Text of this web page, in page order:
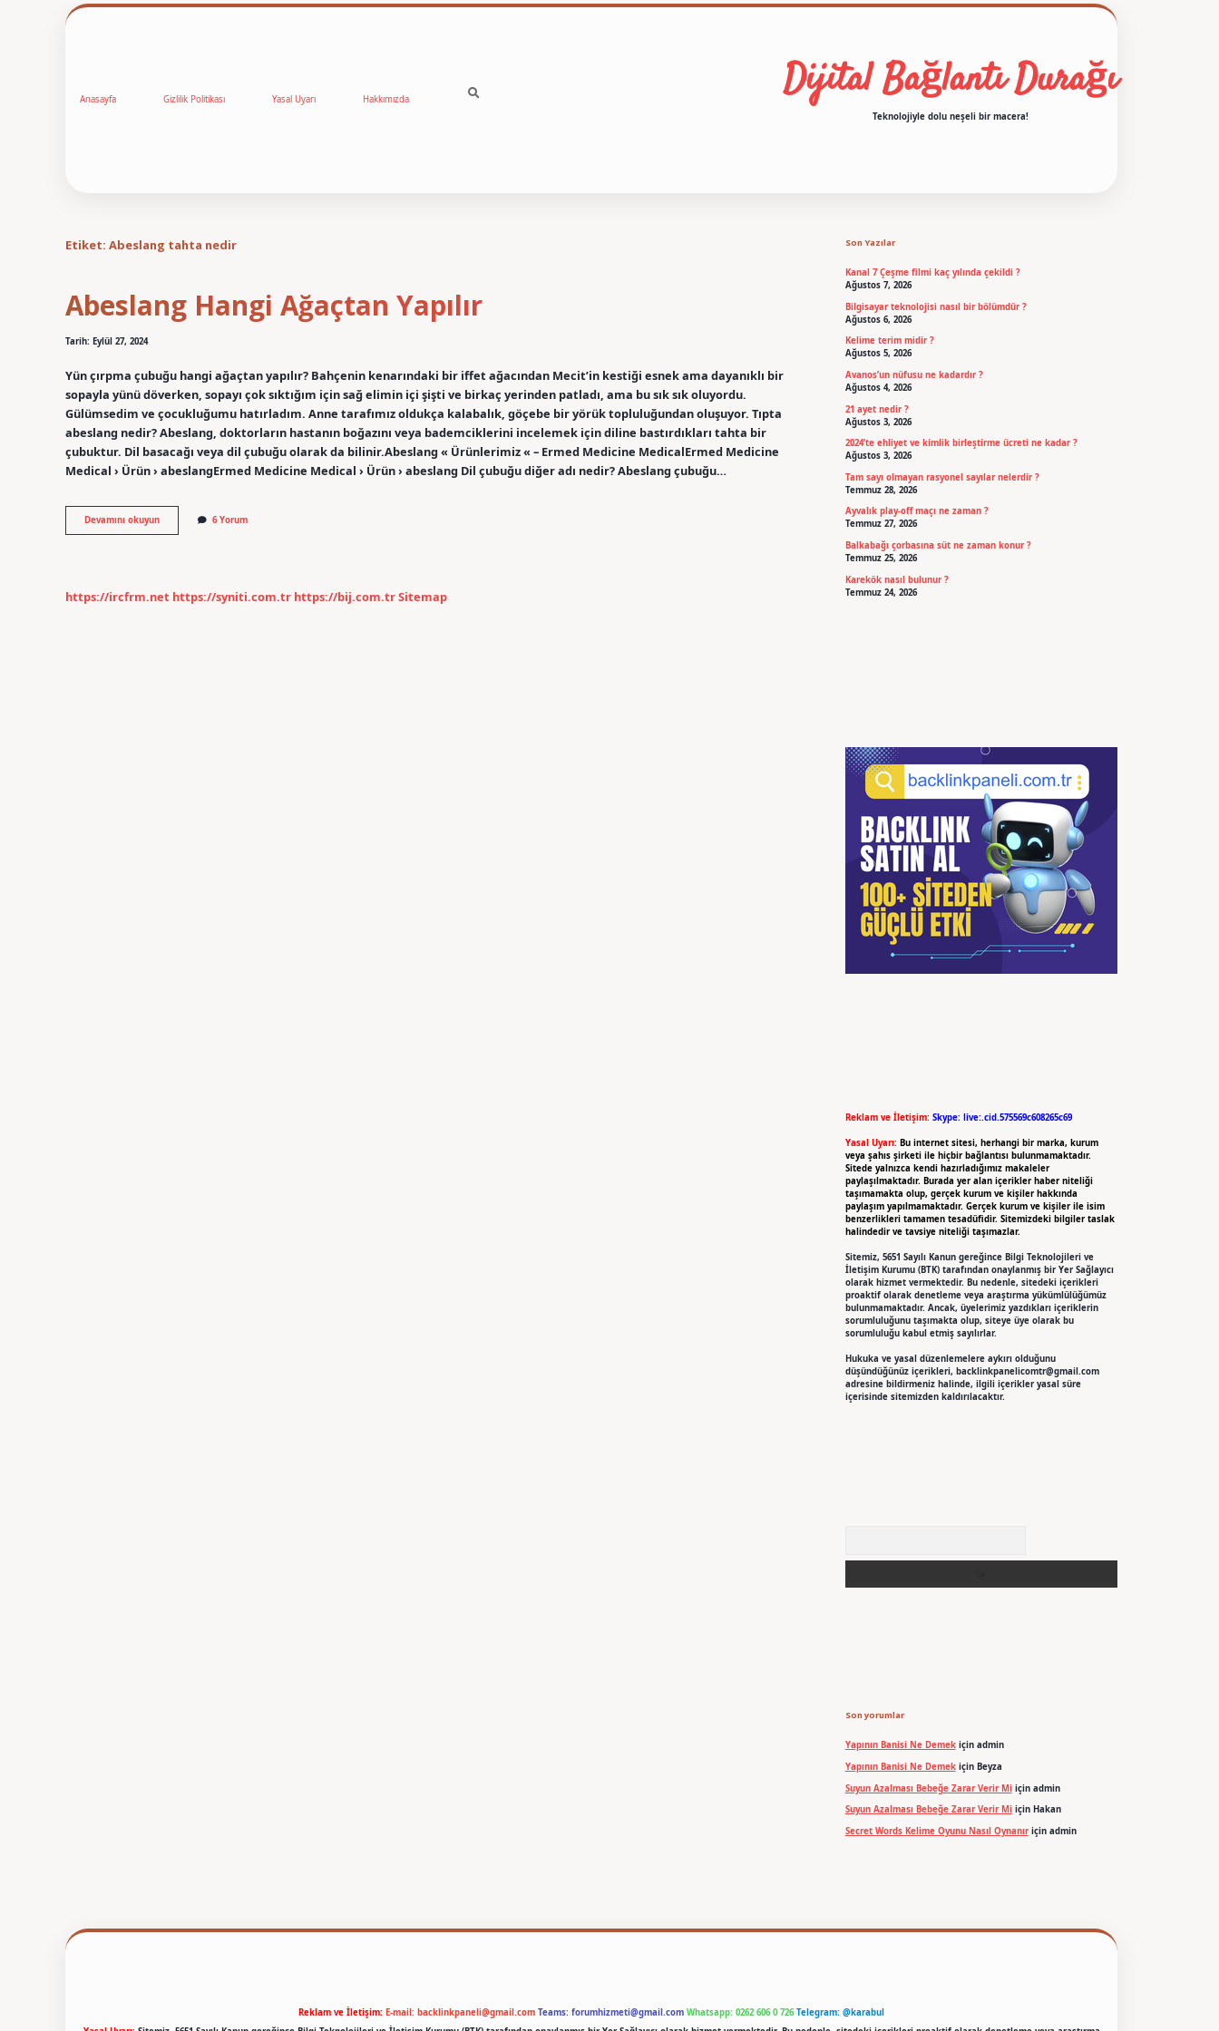
Anasayfa Gizlilik Politikası Yasal Uyarı Hakkımızda Dijital Bağlantı Durağı
Teknolojiyle dolu neşeli bir macera!
Etiket: Abeslang tahta nedir
Abeslang Hangi Ağaçtan Yapılır
Tarih: Eylül 27, 2024
Yün çırpma çubuğu hangi ağaçtan yapılır? Bahçenin kenarındaki bir iffet ağacından Mecit’in kestiği esnek ama dayanıklı bir
sopayla yünü döverken, sopayı çok sıktığım için sağ elimin içi şişti ve birkaç yerinden patladı, ama bu sık sık oluyordu.
Gülümsedim ve çocukluğumu hatırladım. Anne tarafımız oldukça kalabalık, göçebe bir yörük topluluğundan oluşuyor. Tıpta
abeslang nedir? Abeslang, doktorların hastanın boğazını veya bademciklerini incelemek için diline bastırdıkları tahta bir
çubuktur. Dil basacağı veya dil çubuğu olarak da bilinir.Abeslang « Ürünlerimiz « – Ermed Medicine MedicalErmed Medicine
Medical › Ürün › abeslangErmed Medicine Medical › Ürün › abeslang Dil çubuğu diğer adı nedir? Abeslang çubuğu…
Devamını okuyunAbeslang
Hangi
6 Yorum
https://ircfrm.net https://syniti.com.tr https://bij.com.trSitemap
Son Yazılar
Kanal 7 Çeşme filmi kaç yılında çekildi ?
Ağustos 7, 2026
Bilgisayar teknolojisi nasıl bir bölümdür ?
Ağustos 6, 2026
Kelime terim midir ?
Ağustos 5, 2026
Avanos’un nüfusu ne kadardır ?
Ağustos 4, 2026
21 ayet nedir ?
Ağustos 3, 2026
2024’te ehliyet ve kimlik birleştirme ücreti ne kadar ?
Ağustos 3, 2026
Tam sayı olmayan rasyonel sayılar nelerdir ?
Temmuz 28, 2026
Ayvalık play-off maçı ne zaman ?
Temmuz 27, 2026
Balkabağı çorbasına süt ne zaman konur ?
Temmuz 25, 2026
Karekök nasıl bulunur ?
Temmuz 24, 2026
Reklam ve İletişim: Skype: live:.cid.575569c608265c69
Yasal Uyarı: Bu internet sitesi, herhangi bir marka, kurum
veya şahıs şirketi ile hiçbir bağlantısı bulunmamaktadır.
Sitede yalnızca kendi hazırladığımız makaleler
paylaşılmaktadır. Burada yer alan içerikler haber niteliği
taşımamakta olup, gerçek kurum ve kişiler hakkında
paylaşım yapılmamaktadır. Gerçek kurum ve kişiler ile isim
benzerlikleri tamamen tesadüfidir. Sitemizdeki bilgiler taslak
halindedir ve tavsiye niteliği taşımazlar.
Sitemiz, 5651 Sayılı Kanun gereğince Bilgi Teknolojileri ve
İletişim Kurumu (BTK) tarafından onaylanmış bir Yer Sağlayıcı
olarak hizmet vermektedir. Bu nedenle, sitedeki içerikleri
proaktif olarak denetleme veya araştırma yükümlülüğümüz
bulunmamaktadır. Ancak, üyelerimiz yazdıkları içeriklerin
sorumluluğunu taşımakta olup, siteye üye olarak bu
sorumluluğu kabul etmiş sayılırlar.
Hukuka ve yasal düzenlemelere aykırı olduğunu
düşündüğünüz içerikleri, backlinkpanelicomtr@gmail.com
adresine bildirmeniz halinde, ilgili içerikler yasal süre
içerisinde sitemizden kaldırılacaktır.
Son yorumlar
Yapının Banisi Ne Demekiçin admin
Yapının Banisi Ne Demekiçin Beyza
Suyun Azalması Bebeğe Zarar Verir Miiçin admin
Suyun Azalması Bebeğe Zarar Verir Miiçin Hakan
Secret Words Kelime Oyunu Nasıl Oynanıriçin admin
Reklam ve İletişim: E-mail: backlinkpaneli@gmail.com Teams: forumhizmeti@gmail.com Whatsapp: 0262 606 0 726 Telegram: @karabul